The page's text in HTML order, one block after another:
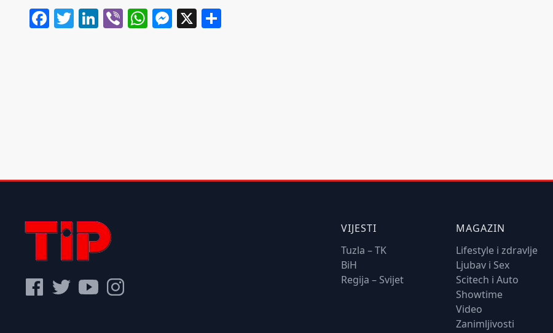
Facebook
Twitter
LinkedIn
ViberWhatsApp
Messenger
X
VIJESTI
Tuzla – TK
BiH
Regija – Svijet
MAGAZIN
Lifestyle i zdravlje
Ljubav i Sex
Scitech i Auto
Showtime
Video
Zanimljivosti